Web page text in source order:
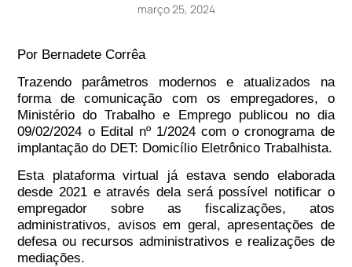
março 25, 2024
Por Bernadete Corrêa
Trazendo parâmetros modernos e atualizados na
forma de comunicação com os empregadores, o
Ministério do Trabalho e Emprego publicou no dia
09/02/2024 o Edital nº 1/2024 com o cronograma de
implantação do DET: Domicílio Eletrônico Trabalhista.
Esta plataforma virtual já estava sendo elaborada
desde 2021 e através dela será possível notificar o
empregador sobre as fiscalizações, atos
administrativos, avisos em geral, apresentações de
defesa ou recursos administrativos e realizações de
mediações.